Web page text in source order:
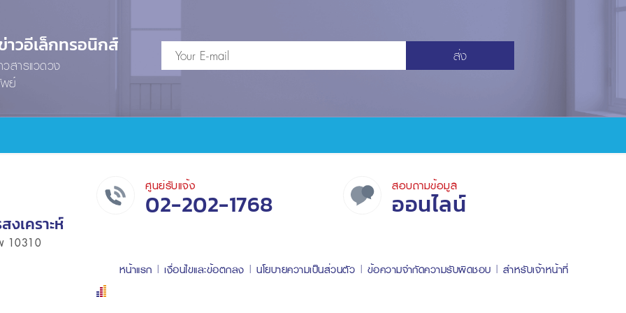
วอีเล็กทรอนิกส์
สารแวดวง
ย์
ส่ง
เคราะห์
10310
ศูนย์รับแจ้ง
02-202-1768
สอบถามข้อมูล
ออนไลน์
หน้าแรก เงื่อนไขและข้อตกลง นโยบายความเป็นส่วนตัว ข้อความจำกัดความรับผิดชอบ สำหรับเจ้าหน้าที่